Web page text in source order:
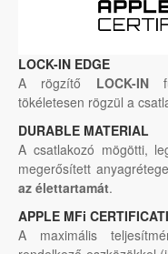
LOCK-IN EDGE
A rögzítő LOCK-IN
tökéletesen rögzül a
DURABLE MATERIAL
A csatlakozó mögötti,
megerősített
az élettartamát.
APPLE MFi
A maximális